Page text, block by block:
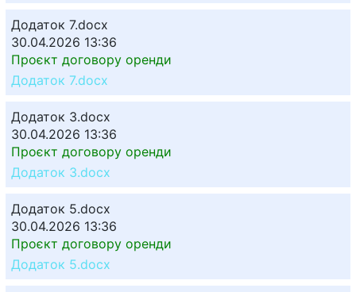
Додаток 7.docx
30.04.2026 13:36
Проєкт договору оренди
Додаток 7.docx
Додаток 3.docx
30.04.2026 13:36
Проєкт договору оренди
Додаток 3.docx
Додаток 5.docx
30.04.2026 13:36
Проєкт договору оренди
Додаток 5.docx